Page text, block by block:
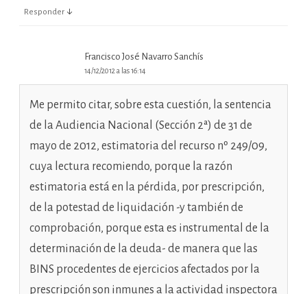
Responder ↓
Francisco José Navarro Sanchís
14/12/2012 a las 16:14
Me permito citar, sobre esta cuestión, la sentencia
de la Audiencia Nacional (Sección 2ª) de 31 de
mayo de 2012, estimatoria del recurso nº 249/09,
cuya lectura recomiendo, porque la razón
estimatoria está en la pérdida, por prescripción,
de la potestad de liquidación -y también de
comprobación, porque esta es instrumental de la
determinación de la deuda- de manera que las
BINS procedentes de ejercicios afectados por la
prescripción son inmunes a la actividad inspectora